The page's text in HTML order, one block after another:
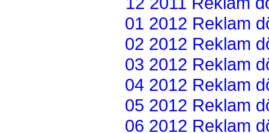
01 2012 Reklam
02 2012 Reklam
03 2012 Reklam
04 2012 Reklam
05 2012 Reklam
06 2012 Reklam